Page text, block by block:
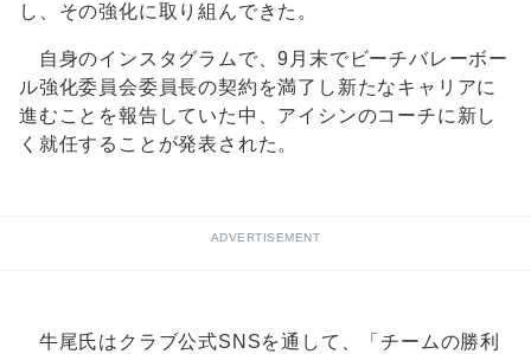
し、その強化に取り組んできた。
自身のインスタグラムで、9月末でビーチバレーボー
ル強化委員会委員長の契約を満了し新たなキャリアに
進むことを報告していた中、アイシンのコーチに新し
く就任することが発表された。
ADVERTISEMENT
牛尾氏はクラブ公式SNSを通して、「チームの勝利